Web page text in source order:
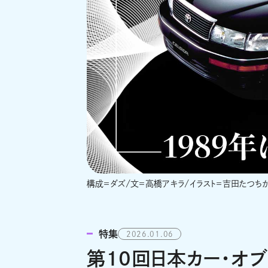
構成＝ダズ/文＝高橋アキラ/イラスト＝吉田たつち
特集 2026.01.06
第10回日本カー・オ